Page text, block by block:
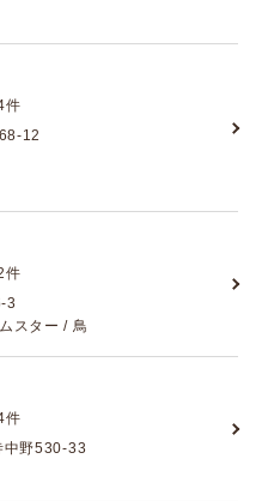
件
12
件
3
スター / 鳥
件
中野530-33